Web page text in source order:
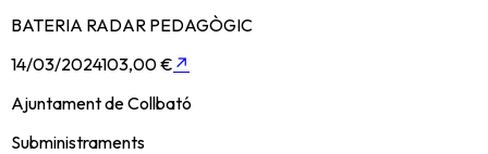
BATERIA RADAR PEDAGÒGIC
14/03/2024103,00 € ↗
Ajuntament de Collbató
Subministraments